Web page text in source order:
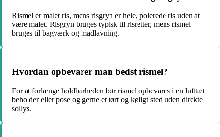
Rismel er malet ris, mens risgryn er hele, polerede ris uden at
være malet. Risgryn bruges typisk til risretter, mens rismel
bruges til bagværk og madlavning.
Hvordan opbevarer man bedst rismel?
For at forlænge holdbarheden bør rismel opbevares i en lufttæt
beholder eller pose og gerne et tørt og køligt sted uden direkte
sollys.